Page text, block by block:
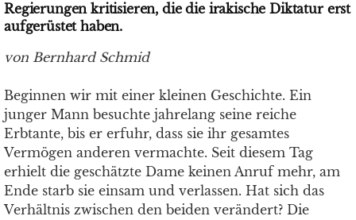
Regierungen kritisieren, die die irakische Diktatur erst
aufgerüstet haben.
von Bernhard Schmid
Beginnen wir mit einer kleinen Geschichte. Ein
junger Mann besuchte jahrelang seine reiche
Erbtante, bis er erfuhr, dass sie ihr gesamtes
Vermögen anderen vermachte. Seit diesem Tag
erhielt die geschätzte Dame keinen Anruf mehr, am
Ende starb sie einsam und verlassen. Hat sich das
Verhältnis zwischen den beiden verändert? Die